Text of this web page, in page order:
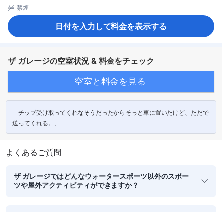
禁煙
日付を入力して料金を表示する
ザ ガレージの空室状況 & 料金をチェック
空室と料金を見る
「チップ受け取ってくれなそうだったからそっと車に置いたけど、ただで
送ってくれる。」
よくあるご質問
ザ ガレージではどんなウォータースポーツ以外のスポー
ツや屋外アクティビティができますか？